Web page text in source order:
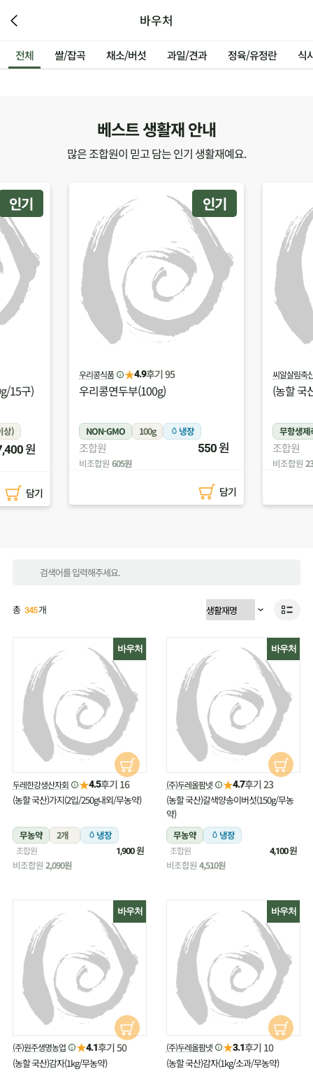
바우처
전체 쌀/잡곡 채소/버섯 과일/견과 정육/유정란 식
베스트 생활재 안내
많은 조합원이 믿고 담는 인기 생활재예요.
인기
550원
담기
인기
씨알살림축산(주) ★4.0 후기 2
(농할 국산)벌집목살(500g)
무항생제축산물 500g 냉장
조합원 21,300원
비조합원 23,430원
담기
두레한강생
(농할 국
무농약
조합원
비조합원
총 345 개
바우처
두레한강생산자회 ★4.5후기 16
(농할 국산)가지(2입/250g내외/무농약)
무농약 2개 냉장
조합원 1,900원
비조합원 2,090원
바우처
(주)두레올팜넷 ★4.7후기 23
(농할 국산)갈색양송이버섯(150g/무농
약)
무농약
냉장
조합원 4,100원
비조합원 4,510원
바우처
(주)원주생명농업 ★4.1후기 50
(농할 국산)감자(1kg/무농약)
바우처
(주)두레올팜넷 ★3.1후기 10
(농할 국산)감자(1kg/소과/무농약)